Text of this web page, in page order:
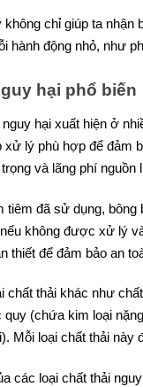
không chỉ giúp ta
hành động nhỏ, như
hại phổ biến
hại xuất hiện ở
lý phù hợp để đảm
và lãng phí nguồn
tiêm đã sử dụng,
không được xử lý
thiết để đảm bảo an
chất thải khác như
(chứa kim loại
Mỗi loại chất thải
các loại chất thải